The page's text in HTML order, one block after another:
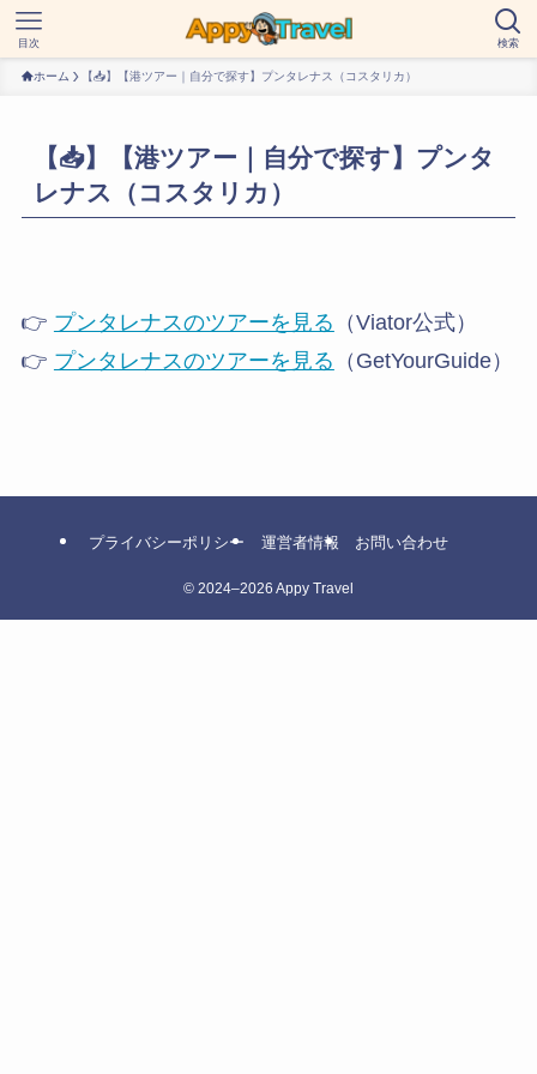
検索
目次
ホーム 【📥】【港ツアー｜自分で探す】プンタレナス（コスタリカ）
【📥】【港ツアー｜自分で探す】プンタ
レナス（コスタリカ）
👉 プンタレナスのツアーを見る （Viator公式）
👉 プンタレナスのツアーを見る （GetYourGuide）
プライバシーポリシー 運営者情報 お問い合わせ
© 2024–2026 Appy Travel